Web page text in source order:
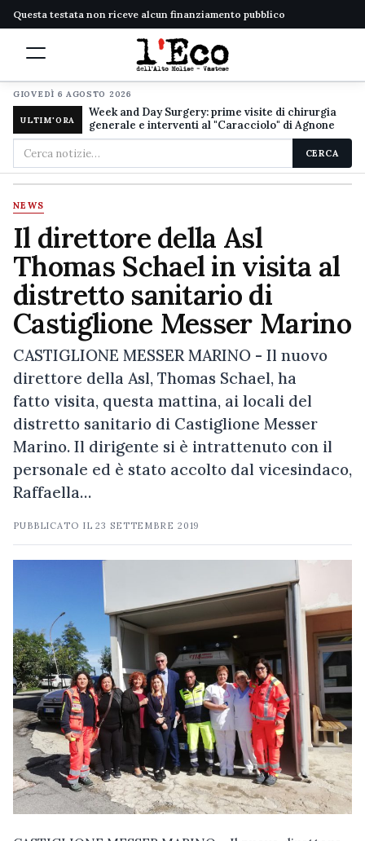
Questa testata non riceve alcun finanziamento pubblico
GIOVEDÌ 6 AGOSTO 2026
ULTIM'ORA
Week and Day Surgery: prime visite di chirurgia
generale e interventi al "Caracciolo" di Agnone
Cerca
nel
sito
CERCA
NEWS
Il direttore della Asl
Thomas Schael in visita al
distretto sanitario di
Castiglione Messer Marino
CASTIGLIONE MESSER MARINO - Il nuovo
direttore della Asl, Thomas Schael, ha
fatto visita, questa mattina, ai locali del
distretto sanitario di Castiglione Messer
Marino. Il dirigente si è intrattenuto con il
personale ed è stato accolto dal vicesindaco,
Raffaella…
PUBBLICATO IL23 SETTEMBRE 2019